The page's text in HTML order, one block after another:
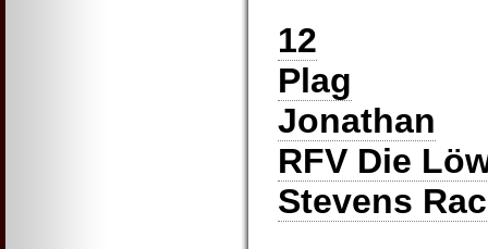
12
Plag
Jonathan
RFV Die
Stevens